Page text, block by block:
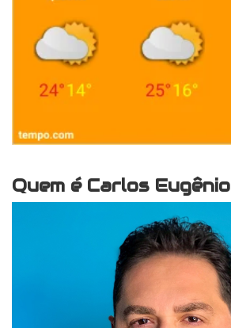
Quem é Carlos Eugênio